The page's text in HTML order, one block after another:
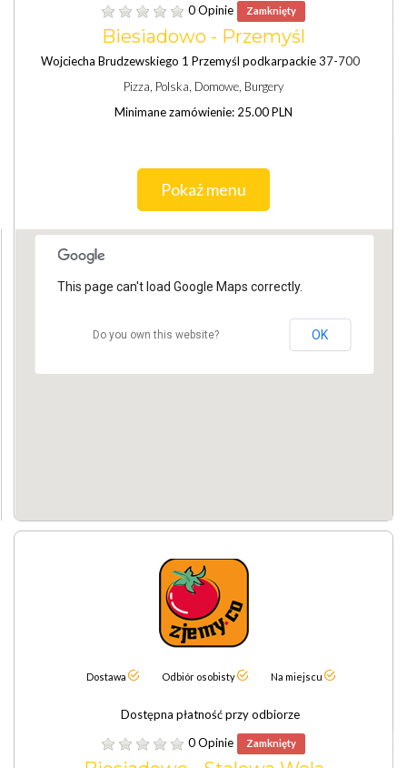
0 Opinie
Zamknięty
Biesiadowo - Przemyśl
Wojciecha Brudzewskiego 1 Przemyśl podkarpackie 37-700
Pizza, Polska, Domowe, Burgery
Minimane zamówienie: 25.00 PLN
Pokaż menu
This page can't load Google Maps correctly.
Do you own this website? OK
Dostawa Odbiór osobisty Na miejscu
Dostępna płatność przy odbiorze
0 Opinie
Zamknięty